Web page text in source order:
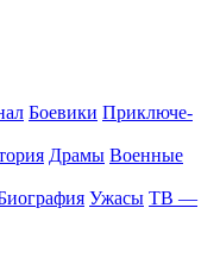
Бое­ви­ки При­клю­че­
Дра­мы Во­ен­ные
Ужа­сы ТВ —